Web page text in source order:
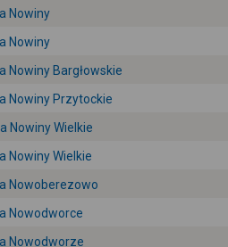
Nowiny
Nowiny
Nowiny Bargłowskie
Nowiny Przytockie
Nowiny Wielkie
Nowiny Wielkie
Nowoberezowo
Nowodworce
Nowodworze